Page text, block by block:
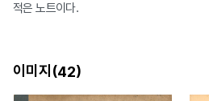
적은 노트이다.
이미지(42)